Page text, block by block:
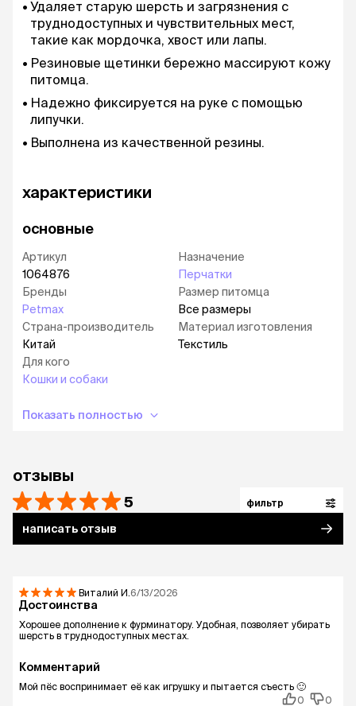
Удаляет старую шерсть и загрязнения с
труднодоступных и чувствительных мест,
такие как мордочка, хвост или лапы.
Резиновые щетинки бережно массируют кожу
питомца.
Надежно фиксируется на руке с помощью
липучки.
Выполнена из качественной резины.
характеристики
основные
Артикул
1064876
Бренды
Petmax
Страна-производитель
Китай
Для кого
Кошки и собаки
Назначение
Перчатки
Размер питомца
Все размеры
Материал изготовления
Текстиль
Показать полностью
отзывы
5 фильтр
написать отзыв
Виталий И. 6/13/2026
Достоинства
Хорошее дополнение к фурминатору. Удобная, позволяет убирать
шерсть в труднодоступных местах.
Комментарий
Мой пёс воспринимает её как игрушку и пытается съесть 🙂
0
0